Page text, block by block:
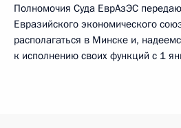
Полномочия Суда ЕврАзЭС
Евразийского экономического
располагаться в Минске и,
к исполнению своих функций с 1